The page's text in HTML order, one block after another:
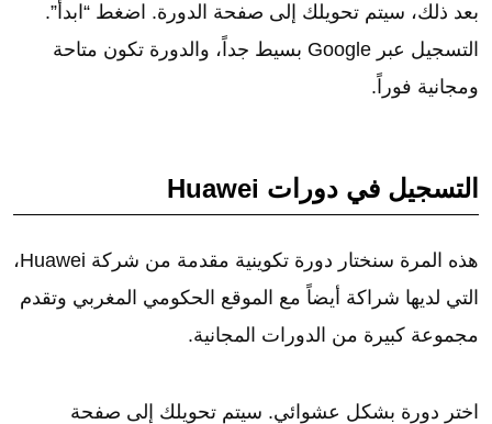
بعد ذلك، سيتم تحويلك إلى صفحة الدورة. اضغط “ابدأ”.
التسجيل عبر Google بسيط جداً، والدورة تكون متاحة
ومجانية فوراً.
التسجيل في دورات Huawei
هذه المرة سنختار دورة تكوينية مقدمة من شركة Huawei،
التي لديها شراكة أيضاً مع الموقع الحكومي المغربي وتقدم
مجموعة كبيرة من الدورات المجانية.
اختر دورة بشكل عشوائي. سيتم تحويلك إلى صفحة